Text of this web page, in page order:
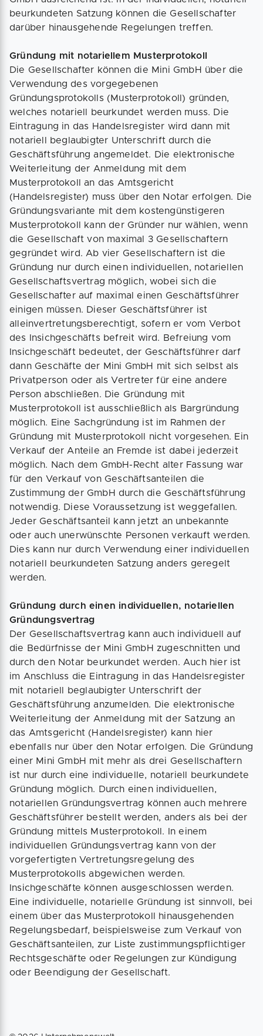
beurkundeten Satzung können die Gesellschafter
darüber hinausgehende Regelungen treffen.
Gründung mit notariellem Musterprotokoll
Die Gesellschafter können die Mini GmbH über die
Verwendung des vorgegebenen
Gründungsprotokolls (Musterprotokoll) gründen,
welches notariell beurkundet werden muss. Die
Eintragung in das Handelsregister wird dann mit
notariell beglaubigter Unterschrift durch die
Geschäftsführung angemeldet. Die elektronische
Weiterleitung der Anmeldung mit dem
Musterprotokoll an das Amtsgericht
(Handelsregister) muss über den Notar erfolgen. Die
Gründungsvariante mit dem kostengünstigeren
Musterprotokoll kann der Gründer nur wählen, wenn
die Gesellschaft von maximal 3 Gesellschaftern
gegründet wird. Ab vier Gesellschaftern ist die
Gründung nur durch einen individuellen, notariellen
Gesellschaftsvertrag möglich, wobei sich die
Gesellschafter auf maximal einen Geschäftsführer
einigen müssen. Dieser Geschäftsführer ist
alleinvertretungsberechtigt, sofern er vom Verbot
des Insichgeschäfts befreit wird. Befreiung vom
Insichgeschäft bedeutet, der Geschäftsführer darf
dann Geschäfte der Mini GmbH mit sich selbst als
Privatperson oder als Vertreter für eine andere
Person abschließen. Die Gründung mit
Musterprotokoll ist ausschließlich als Bargründung
möglich. Eine Sachgründung ist im Rahmen der
Gründung mit Musterprotokoll nicht vorgesehen. Ein
Verkauf der Anteile an Fremde ist dabei jederzeit
möglich. Nach dem GmbH-Recht alter Fassung war
für den Verkauf von Geschäftsanteilen die
Zustimmung der GmbH durch die Geschäftsführung
notwendig. Diese Voraussetzung ist weggefallen.
Jeder Geschäftsanteil kann jetzt an unbekannte
oder auch unerwünschte Personen verkauft werden.
Dies kann nur durch Verwendung einer individuellen
notariell beurkundeten Satzung anders geregelt
werden.
Gründung durch einen individuellen, notariellen
Gründungsvertrag
Der Gesellschaftsvertrag kann auch individuell auf
die Bedürfnisse der Mini GmbH zugeschnitten und
durch den Notar beurkundet werden. Auch hier ist
im Anschluss die Eintragung in das Handelsregister
mit notariell beglaubigter Unterschrift der
Geschäftsführung anzumelden. Die elektronische
Weiterleitung der Anmeldung mit der Satzung an
das Amtsgericht (Handelsregister) kann hier
ebenfalls nur über den Notar erfolgen. Die Gründung
einer Mini GmbH mit mehr als drei Gesellschaftern
ist nur durch eine individuelle, notariell beurkundete
Gründung möglich. Durch einen individuellen,
notariellen Gründungsvertrag können auch mehrere
Geschäftsführer bestellt werden, anders als bei der
Gründung mittels Musterprotokoll. In einem
individuellen Gründungsvertrag kann von der
vorgefertigten Vertretungsregelung des
Musterprotokolls abgewichen werden.
Insichgeschäfte können ausgeschlossen werden.
Eine individuelle, notarielle Gründung ist sinnvoll, bei
einem über das Musterprotokoll hinausgehenden
Regelungsbedarf, beispielsweise zum Verkauf von
Geschäftsanteilen, zur Liste zustimmungspflichtiger
Rechtsgeschäfte oder Regelungen zur Kündigung
oder Beendigung der Gesellschaft.